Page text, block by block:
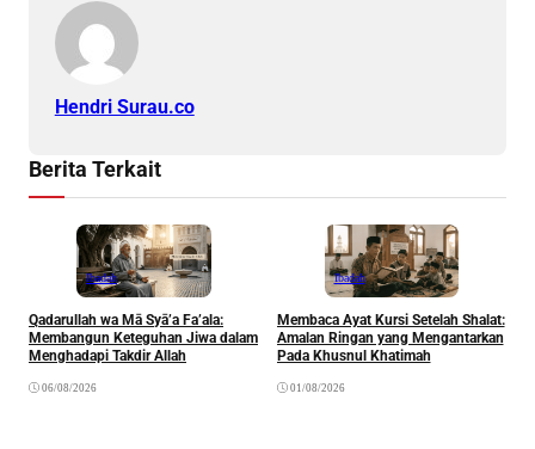
Hendri Surau.co
Berita Terkait
Ibadah
Qadarullah wa Mā Syā’a Fa’ala:
Membangun Keteguhan Jiwa dalam
Menghadapi Takdir Allah
06/08/2026
Ibadah
Membaca Ayat Kursi Setelah Shalat:
Amalan Ringan yang Mengantarkan
Pada Khusnul Khatimah
01/08/2026